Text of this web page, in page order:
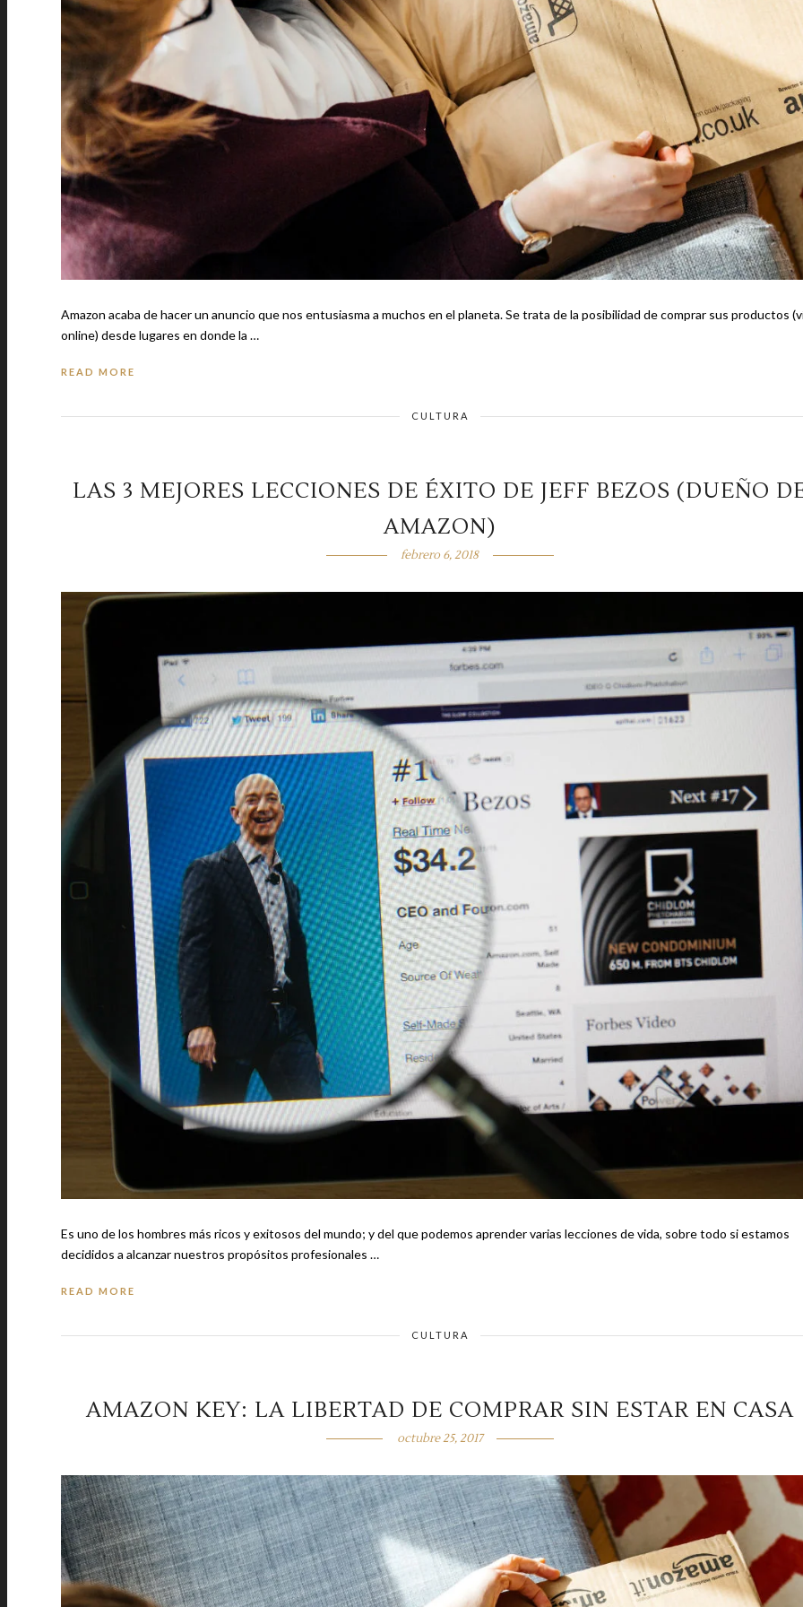
Amazon acaba de hacer un anuncio que nos entusiasma a muchos en el planeta. Se trata de la posibilidad de comprar sus productos (vía
online) desde lugares en donde la …
READ MORE
CULTURA
LAS 3 MEJORES LECCIONES DE ÉXITO DE JEFF BEZOS (DUEÑO
AMAZON)
febrero 6, 2018
Es uno de los hombres más ricos y exitosos del mundo; y del que podemos aprender varias lecciones de vida, sobre todo si estamos
decididos a alcanzar nuestros propósitos profesionales …
READ MORE
CULTURA
AMAZON KEY: LA LIBERTAD DE COMPRAR SIN ESTAR EN CASA
octubre 25, 2017